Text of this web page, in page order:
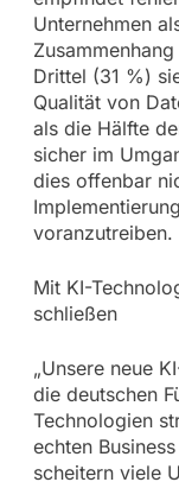
Unternehmen
Drittel (31 %)
Qualität von
als die Hälfte
sicher im
dies offenbar
voranzutreiben.
Mit KI-
schließen
„Unsere neue
die deutschen
Technologien
echten
scheitern viele